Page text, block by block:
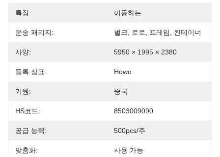
특징: 이동하는
운송 패키지: 벌크, 로로, 프레임, 컨테이너
사양: 5950 × 1995 × 2380
등록 상표: Howo
기원: 중국
HS코드: 8503009090
공급 능력: 500pcs/주
맞춤화: 사용 가능